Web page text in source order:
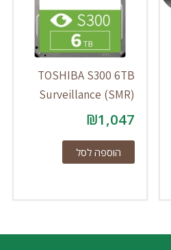
TOSHIBA S300 6TB
Surveillance (SMR)
₪1,047
הוספה לסל